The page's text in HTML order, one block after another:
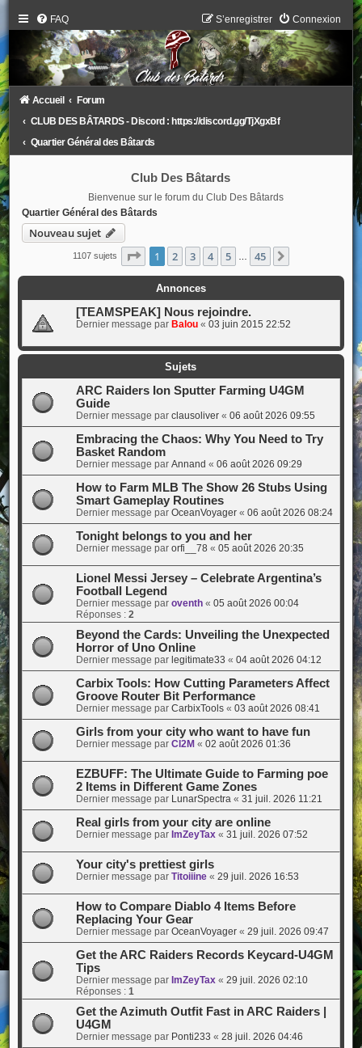
FAQ Connexion
S’enregistrer
Accueil
Forum
CLUB DES BÂTARDS - Discord : https://discord.gg/TjXgxBf
Quartier Général des Bâtards
Club Des Bâtards
Bienvenue sur le forum du Club Des Bâtards
Quartier Général des Bâtards
Nouveau sujet
1107 sujets Page 1sur45
1 2 3 4 5 45
Annonces
[TEAMSPEAK] Nous rejoindre.
Dernier message par Balou« 03 juin 2015 22:52
Sujets
ARC Raiders Ion Sputter Farming U4GM
Guide
Dernier message par clausoliver« 06 août 2026 09:55
Embracing the Chaos: Why You Need to Try
Basket Random
Dernier message par Annand « 06 août 2026 09:29
How to Farm MLB The Show 26 Stubs Using
Smart Gameplay Routines
Dernier message par OceanVoyager« 06 août 2026 08:24
Tonight belongs to you and her
Dernier message par orfi__78 « 05 août 2026 20:35
Lionel Messi Jersey – Celebrate Argentina’s
Football Legend
Dernier message par oventh« 05 août 2026 00:04
Réponses : 2
Beyond the Cards: Unveiling the Unexpected
Horror of Uno Online
Dernier message par legitimate33 « 04 août 2026 04:12
Carbix Tools: How Cutting Parameters Affect
Groove Router Bit Performance
Dernier message par CarbixTools« 03 août 2026 08:41
Girls from your city who want to have fun
Dernier message par Cl2M « 02 août 2026 01:36
EZBUFF: The Ultimate Guide to Farming poe
2 Items in Different Game Zones
Dernier message par LunarSpectra« 31 juil. 2026 11:21
Real girls from your city are online
Dernier message par ImZeyTax« 31 juil. 2026 07:52
Your city's prettiest girls
Dernier message par Titoiiine« 29 juil. 2026 16:53
How to Compare Diablo 4 Items Before
Replacing Your Gear
Dernier message par OceanVoyager« 29 juil. 2026 09:47
Get the ARC Raiders Records Keycard-U4GM
Tips
Dernier message par ImZeyTax« 29 juil. 2026 02:10
Réponses : 1
Get the Azimuth Outfit Fast in ARC Raiders |
U4GM
Dernier message par Ponti233 « 28 juil. 2026 04:46